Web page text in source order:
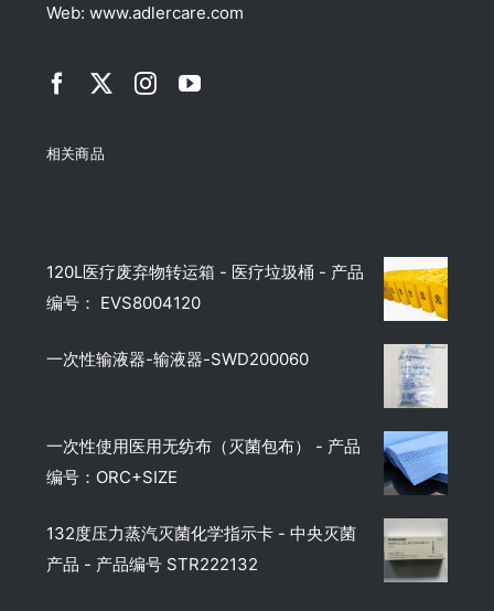
Web: www.adlercare.com
相关商品
120L医疗废弃物转运箱 - 医疗垃圾桶 - 产品
编号： EVS8004120
一次性输液器-输液器-SWD200060
一次性使用医用无纺布（灭菌包布） - 产品
编号：ORC+SIZE
132度压力蒸汽灭菌化学指示卡 - 中央灭菌
产品 - 产品编号 STR222132